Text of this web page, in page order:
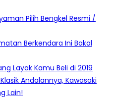
Pilih Bengkel Resmi /
Berkendara Ini Bakal
Layak Kamu Beli di 2019
Andalannya, Kawasaki
Lain!